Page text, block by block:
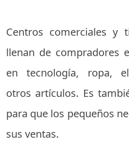
Centros comerciales y
llenan de compradores
en tecnología, ropa,
otros artículos. Es
para que los pequeños
sus ventas.